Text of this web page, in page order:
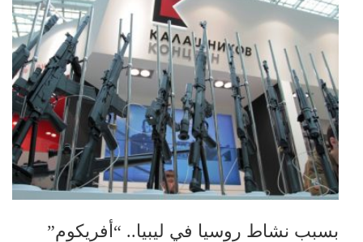
بسبب نشاط روسيا في ليبيا.. “أفريكوم”